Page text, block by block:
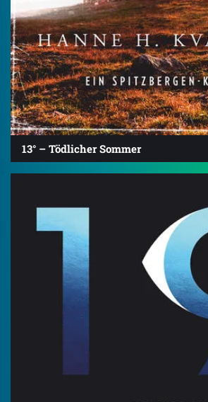
13° – Tödlicher Sommer